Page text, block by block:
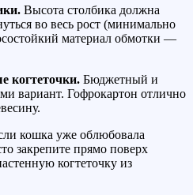
Высота столбика должна
во весь рост (минимально
материал обмотки —
когтеточки. Бюджетный и
вариант. Гофрокартон отлично
кошка уже облюбовала
закрепите прямо поверх
когтеточку из